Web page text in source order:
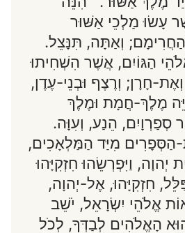
עָשׂוּ מַלְכֵי אַשּׁוּר
וְאַתָּה, תִּנָּצֵל.
הַגּוֹיִם, אֲשֶׁר הִשְׁחִיתוּ
חָרָן; וְרֶצֶף וּבְנֵי-עֶדֶן,
מֶלֶךְ-חֲמָת וּמֶלֶךְ
סְפַרְוָיִם, הֵנַע, וְעִוָּה.
הַסְּפָרִים מִיַּד הַמַּלְאָכִים,
יְהוָה, וַיִּפְרְשֵׂהוּ חִזְקִיָּהוּ
חִזְקִיָּהוּ, אֶל-יְהוָה,
אֱלֹהֵי יִשְׂרָאֵל, יֹשֵׁב
הָאֱלֹהִים לְבַדְּךָ, לְכֹל